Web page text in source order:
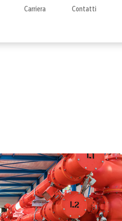
Carriera Contatti